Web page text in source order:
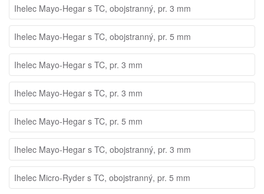
Ihelec Mayo-Hegar s TC, obojstranný, pr. 3 mm
Ihelec Mayo-Hegar s TC, obojstranný, pr. 5 mm
Ihelec Mayo-Hegar s TC, pr. 3 mm
Ihelec Mayo-Hegar s TC, pr. 3 mm
Ihelec Mayo-Hegar s TC, pr. 5 mm
Ihelec Mayo-Hegar s TC, obojstranný, pr. 3 mm
Ihelec Micro-Ryder s TC, obojstranný, pr. 5 mm